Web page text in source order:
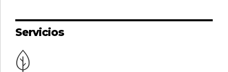
Servicios